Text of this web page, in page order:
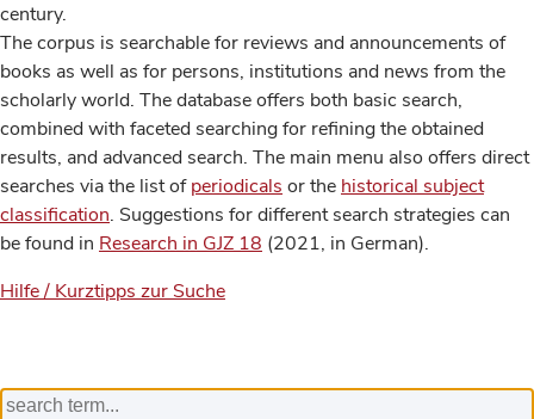
century.
The corpus is searchable for reviews and announcements of
books as well as for persons, institutions and news from the
scholarly world. The database offers both basic search,
combined with faceted searching for refining the obtained
results, and advanced search. The main menu also offers direct
searches via the list ofperiodicals or the historical subject
classification. Suggestions for different search strategies can
be found in Research in GJZ 18 (2021, in German).
Hilfe / Kurztipps zur Suche